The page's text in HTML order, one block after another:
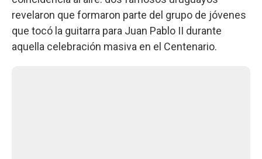
revelaron que formaron parte del grupo de jóvenes
que tocó la guitarra para Juan Pablo II durante
aquella celebración masiva en el Centenario.